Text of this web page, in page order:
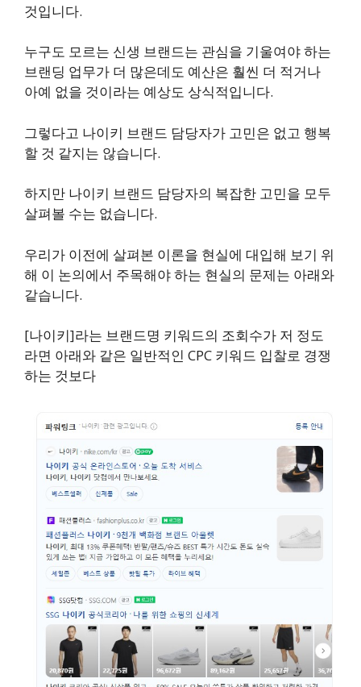
것입니다.
누구도 모르는 신생 브랜드는 관심을 기울여야 하는
브랜딩 업무가 더 많은데도 예산은 훨씬 더 적거나
아예 없을 것이라는 예상도 상식적입니다.
그렇다고 나이키 브랜드 담당자가 고민은 없고 행복
할 것 같지는 않습니다.
하지만 나이키 브랜드 담당자의 복잡한 고민을 모두
살펴볼 수는 없습니다.
우리가 이전에 살펴본 이론을 현실에 대입해 보기 위
해 이 논의에서 주목해야 하는 현실의 문제는 아래와
같습니다.
[나이키]라는 브랜드명 키워드의 조회수가 저 정도
라면 아래와 같은 일반적인 CPC 키워드 입찰로 경쟁
하는 것보다